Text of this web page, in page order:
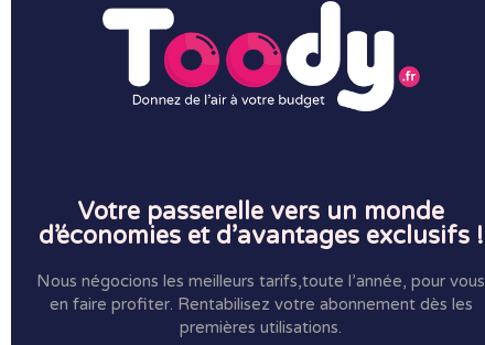
Votre passerelle vers un monde
d’économies et d’avantages exclusifs !
Nous négocions les meilleurs tarifs,toute l’année, pour vous
en faire profiter. Rentabilisez votre abonnement dès les
premières utilisations.